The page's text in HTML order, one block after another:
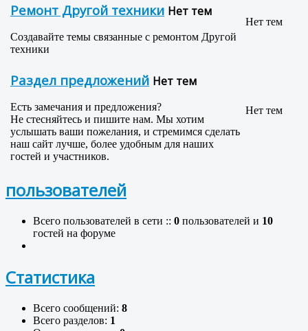
Ремонт Другой техники Нет тем
Создавайте темы связанные с ремонтом Другой
техники
Нет тем
Раздел предложений Нет тем
Есть замечания и предложения?
Не стесняйтесь и пишите нам. Мы хотим
услышать ваши пожелания, и стремимся сделать
наш сайт лучше, более удобным для наших
гостей и участников.
Нет тем
пользователей
Всего пользователей в сети :: 0 пользователей и 10
гостей на форуме
Статистика
Всего сообщений: 8
Всего разделов: 1